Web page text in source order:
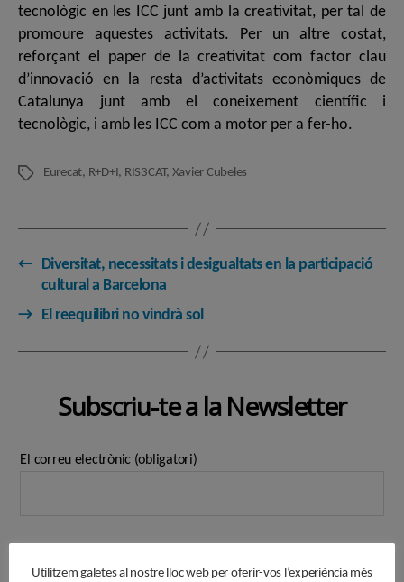
tecnològic en les ICC junt amb la creativitat, per tal de
promoure aquestes activitats. Per un altre costat,
reforçant el paper de la creativitat com factor clau
d’innovació en la resta d’activitats econòmiques de
Catalunya junt amb el coneixement científic i
tecnològic, i amb les ICC com a motor per a fer-ho.
Etiquetes
Eurecat, R+D+I, RIS3CAT, Xavier Cubeles
←
Diversitat, necessitats i desigualtats en la participació
cultural a Barcelona
→
El reequilibri no vindrà sol
Subscriu-te a la Newsletter
El correu electrònic (obligatori)
Utilitzem galetes al nostre lloc web per oferir-vos l’experiència més